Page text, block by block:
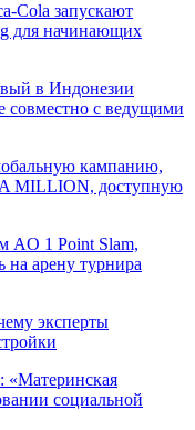
Cola запускают
для начинающих
в Индонезии
совместно с ведущими
кампанию,
MILLION, доступную
AO 1 Point Slam,
на арену турнира
эксперты
социальной